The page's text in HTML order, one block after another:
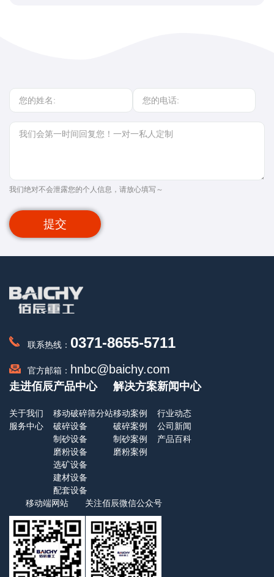
我们绝对不会泄露您的个人信息，请放心填写～
提交
联系热线： 0371-8655-5711
官方邮箱： hnbc@baichy.com
走进佰辰
关于我们
服务中心
产品中心
移动破碎筛分站
破碎设备
制砂设备
磨粉设备
选矿设备
建材设备
配套设备
解决方案
移动案例
破碎案例
制砂案例
磨粉案例
新闻中心
行业动态
公司新闻
产品百科
移动端网站 关注佰辰微信公众号